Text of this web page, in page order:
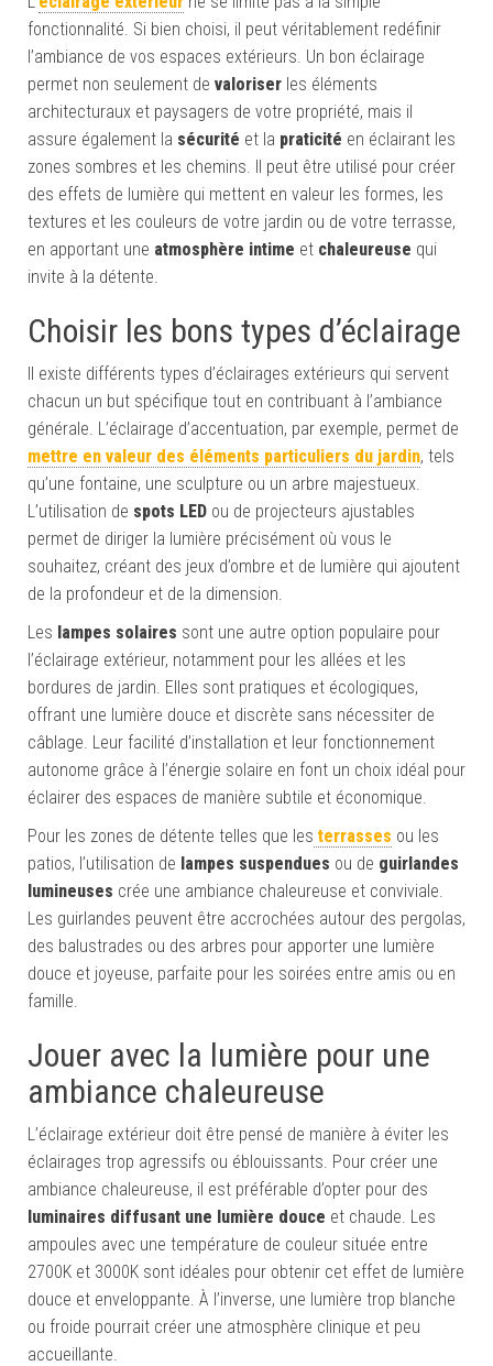
fonctionnalité. Si bien choisi, il peut véritablement redéfinir
l’ambiance de vos espaces extérieurs. Un bon éclairage
permet non seulement de valoriser les éléments
architecturaux et paysagers de votre propriété, mais il
assure également la sécurité et la praticité en éclairant les
zones sombres et les chemins. Il peut être utilisé pour créer
des effets de lumière qui mettent en valeur les formes, les
textures et les couleurs de votre jardin ou de votre terrasse,
en apportant une atmosphère intime et chaleureuse qui
invite à la détente.
Choisir les bons types d’éclairage
Il existe différents types d’éclairages extérieurs qui servent
chacun un but spécifique tout en contribuant à l’ambiance
générale. L’éclairage d’accentuation, par exemple, permet de
mettre en valeur des éléments particuliers du jardin, tels
qu’une fontaine, une sculpture ou un arbre majestueux.
L’utilisation de spots LED ou de projecteurs ajustables
permet de diriger la lumière précisément où vous le
souhaitez, créant des jeux d’ombre et de lumière qui ajoutent
de la profondeur et de la dimension.
Les lampes solaires sont une autre option populaire pour
l’éclairage extérieur, notamment pour les allées et les
bordures de jardin. Elles sont pratiques et écologiques,
offrant une lumière douce et discrète sans nécessiter de
câblage. Leur facilité d’installation et leur fonctionnement
autonome grâce à l’énergie solaire en font un choix idéal pour
éclairer des espaces de manière subtile et économique.
Pour les zones de détente telles que les terrasses ou les
patios, l’utilisation de lampes suspendues ou de guirlandes
lumineuses crée une ambiance chaleureuse et conviviale.
Les guirlandes peuvent être accrochées autour des pergolas,
des balustrades ou des arbres pour apporter une lumière
douce et joyeuse, parfaite pour les soirées entre amis ou en
famille.
Jouer avec la lumière pour une
ambiance chaleureuse
L’éclairage extérieur doit être pensé de manière à éviter les
éclairages trop agressifs ou éblouissants. Pour créer une
ambiance chaleureuse, il est préférable d’opter pour des
luminaires diffusant une lumière douce et chaude. Les
ampoules avec une température de couleur située entre
2700K et 3000K sont idéales pour obtenir cet effet de lumière
douce et enveloppante. À l’inverse, une lumière trop blanche
ou froide pourrait créer une atmosphère clinique et peu
accueillante.